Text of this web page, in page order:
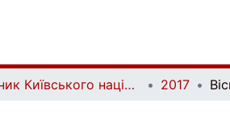
Вісник Київського національного університету імені Тараса Шевченка. Економіка | Bulletin of Taras Shevchenko National University of Kyiv. Economics 2017